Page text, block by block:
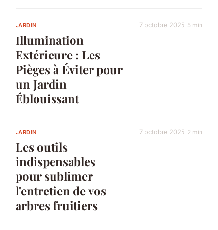
JARDIN
Illumination
Extérieure : Les
Pièges à Éviter pour
un Jardin
Éblouissant
7 octobre 2025 5 min
JARDIN
Les outils
indispensables
pour sublimer
l'entretien de vos
arbres fruitiers
7 octobre 2025 2 min